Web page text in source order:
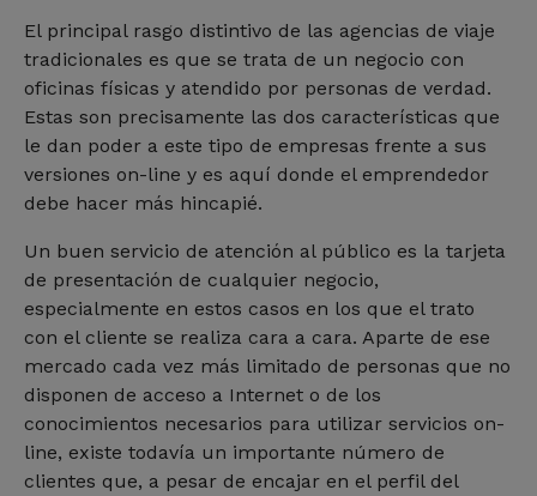
El principal rasgo distintivo de las agencias de viaje
tradicionales es que se trata de un negocio con
oficinas físicas y atendido por personas de verdad.
Estas son precisamente las dos características que
le dan poder a este tipo de empresas frente a sus
versiones on-line y es aquí donde el emprendedor
debe hacer más hincapié.
Un buen servicio de atención al público es la tarjeta
de presentación de cualquier negocio,
especialmente en estos casos en los que el trato
con el cliente se realiza cara a cara. Aparte de ese
mercado cada vez más limitado de personas que no
disponen de acceso a Internet o de los
conocimientos necesarios para utilizar servicios on-
line, existe todavía un importante número de
clientes que, a pesar de encajar en el perfil del